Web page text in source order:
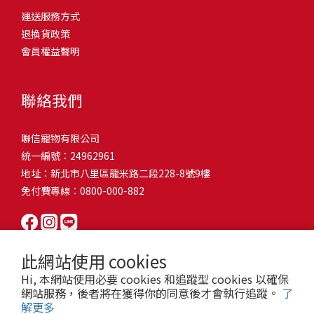
此網站使用 cookies
Hi, 本網站使用必要 cookies 和追蹤型 cookies 以確保
網站服務，後者將在獲得你的同意後才會執行追蹤。 了
解更多
和獨立能力。 幼犬訓練常見問題Q1: 幾個月大的幼犬最適合開始訓
練？A: 訓練可從幼犬到家首日開始（約8-10週大）。3-16週是社會
化黃金期，每次訓練控制在5-10分鐘內。Q2: 幼犬如廁訓練需要多久
屬啃咬玩具作替代品，發現不當啃咬時堅定說「不」，並引導至適
尿尿？A: 建立固定如廁時間表，成功時立即獎勵。限制活動範圍並
密切監督。意外發生時不責罵，使用專用除臭劑徹底清理。Q5: 幼犬
一直吠叫怎麼辦？A: 找出原因（尋求注意力、警戒、焦慮）。訓練
「安靜」指令，停止吠叫時獎勵。避免對吠叫作出反應，確保充分
向獎勵比懲罰更有效且健康。懲罰可能導致恐懼或攻擊行為，破壞
狗狗怎麼辦？A: 循序漸進社交化，從友善成犬開始。不強迫互動，
正面經驗後給予獎勵。考慮參加專業幼犬社交課程。Q8: 幼犬分離焦
慮要如何處理？A: 練習短暫分離，逐漸延長。離開和返家時保持低
調。提供能分散注意力的玩具，建立可預測的離家儀式。每隻幼犬
熱，水分流失快，腸道可能變得敏感，導致糞便變軟或拉稀。如果
換季時沒有適當調整環境，貓咪的腸胃就可能跟著「鬧脾氣」。冬
天注意保暖，提供暖墊、厚毯，避免冷風直吹。夏天補充水分，可
像是開冷氣又突然關掉，容易讓貓咪腸胃受影響。重點提醒：換季
時，記得關心貓咪的腸胃狀況，適當調整環境，幫助毛孩適應！ 貓
有血絲、異味特別重，那就要小心可能是 寄生蟲感染（如蛔蟲、鈎
蟲、球蟲）或腸胃炎、腸道疾病。這類情況會影響營養吸收，長期
下來甚至可能造成貓咪消瘦、免疫力下降。定期驅蟲（幼貓建議每
月一次，成貓每 3~6 個月一次）。觀察貓咪精神狀態，如果還伴隨
嘔吐、食慾下降，務必儘早就醫。重點提醒：如果貓咪拉肚子超過 2
天，或糞便異常，應立即帶去獸醫院檢查！ 貓咪拉肚子原因5. 情緒
壓力影響腸胃壓力不只影響人類，也會影響貓咪的腸胃！過度緊
張、焦慮、驚嚇（如煙火聲、大聲喧嘩），都可能讓貓咪拉肚子。
尤其是個性敏感的貓咪，對變化的適應力比較低，壓力一大，腸胃
就先「罷工」。減少壓力來源，盡量讓貓咪的作息固定。給貓咪陪
活中輕鬆改善看到滿屋子的貓毛是不是很抓狂？別擔心！其實只要
透過一些簡單的日常照護方式，就能有效減少貓咪掉毛情況。從梳
毛、洗澡到增加互動和營養調整，這些小撇步不僅能幫助貓咪維持
行動吧！ 預防貓掉毛方法1：勤勞梳毛養貓必備神器就是各種梳子
啦！勤勞梳毛是最直接有效的掉毛控制方法。定期梳理可以幫貓咪
髮打結和皮膚問題。建議週期：短毛貓每週梳1-2次，長毛貓則建議
2-3天梳一次。挑選合適的梳具也很重要，可以準備橡膠刷、鬃毛刷
或專用脫毛梳，依照毛質選擇。記得將梳毛變成愉快的日常儀式，
不僅能增加你們的互動時間，也讓貓咪享受被梳理的舒適感！預防
貓掉毛方法2：定期洗澡「貓咪會自己清潔，不需要洗澡」這個想法
其實不完全正確哦！適當的洗澡能幫助貓咪清除死毛和皮屑，減少
澡頻率不宜過高，一般室內貓咪1-3個月洗一次就足夠，過度洗澡反
而會造成皮膚乾燥。選擇專為貓咪設計的溫和洗毛精，洗後一定要
完全吹乾，避免濕毛造成皮膚問題。如果貓咪特別害怕洗澡，可以
的紙箱。建議一開始可以購買單價較低的入門款，觀察一下貓咪的
使用狀況，再考慮購買「豪宅」！ 項目費用用品貓碗$300貓窩
$500貓跳台$1,500貓砂盆$500貓抓板$300外出籠$1,000一次性養貓
咪是非常需要安全感的動物，可以準備一個專屬他的「寶座」，當
花費3：貓跳台貓咪雖然不需要外出進行放電，但在家中還是需要擺
放高度適合的貓跳台提供貓咪玩耍，貓跳台與貓窩相同，能給予貓
咪對於環境的安全感。一次性養貓用品相關花費4：貓砂盆貓咪排泄
用品，可選擇合適貓咪體型大小，不宜過小。一次性養貓用品相關
想，需要準備一個能夠讓牠們放肆磨爪的貓抓板。一次性養貓用品
時，外出籠就非常重要，平常也可以適度讓貓咪適應外出籠，避免
緊急情況時，貓咪過度抗拒。總結來說貓咪在健康及用品的一次性
費用大約落在 $ 7900~ $ 11600不等。雖說金額看起來不少，但以上
運送服務方式
退換貨政策
會員權益聲明
聯絡我們
聯信寵物有限公司
統一編號：24962961
地址：新北市八里區龍米路二段228-8號9樓
免付費專線：0800-000-882